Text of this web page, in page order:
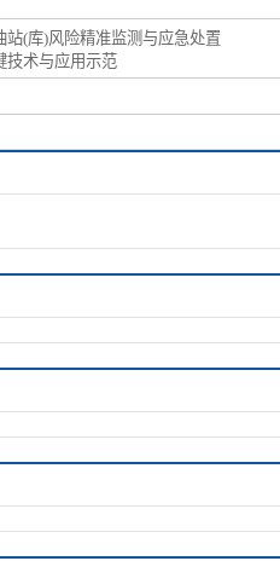
站(库)风险精准监测与应急处置
技术与应用示范